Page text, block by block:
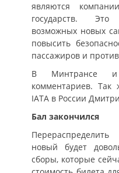
являются
государств.
возможных новых
повысить
пассажиров и
В Минтрансе
комментариев. Так
IАТА в России
Бал закончился
новый будет
сборы, которые